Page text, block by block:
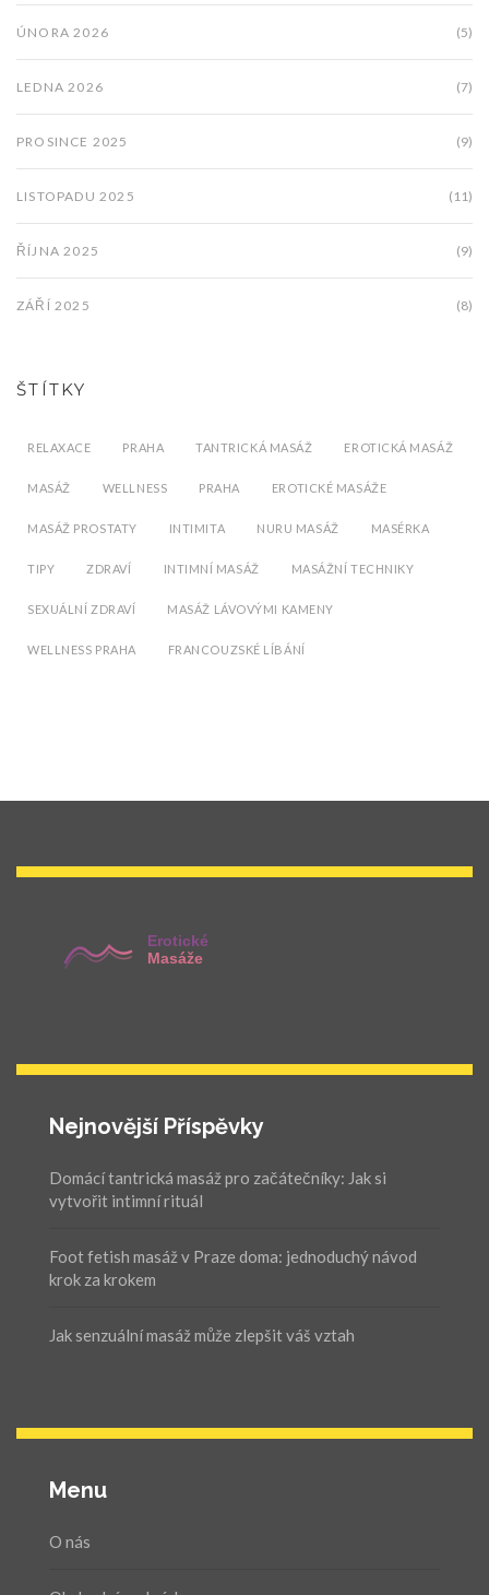
ÚNORA 2026 (5)
LEDNA 2026 (7)
PROSINCE 2025 (9)
LISTOPADU 2025 (11)
ŘÍJNA 2025 (9)
ZÁŘÍ 2025 (8)
ŠTÍTKY
RELAXACE PRAHA TANTRICKÁ MASÁŽ EROTICKÁ MASÁŽ
MASÁŽ WELLNESS PRAHA EROTICKÉ MASÁŽE
MASÁŽ PROSTATY INTIMITA NURU MASÁŽ MASÉRKA
TIPY ZDRAVÍ INTIMNÍ MASÁŽ MASÁŽNÍ TECHNIKY
SEXUÁLNÍ ZDRAVÍ MASÁŽ LÁVOVÝMI KAMENY
WELLNESS PRAHA FRANCOUZSKÉ LÍBÁNÍ
Nejnovější Příspěvky
Domácí tantrická masáž pro začátečníky: Jak si
vytvořit intimní rituál
Foot fetish masáž v Praze doma: jednoduchý návod
krok za krokem
Jak senzuální masáž může zlepšit váš vztah
Menu
O nás